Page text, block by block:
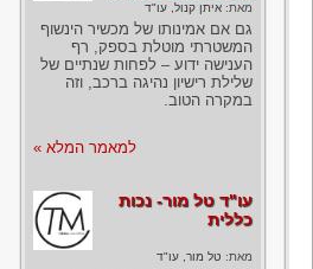
מאת: איתן קנול, עו"ד
גם אם אמינותו של מכשיר הינשוף
המשטרתי מוטלת בספק, רף
הענישה ידוע – לפחות שנתיים של
שלילת רישיון נהיגה ברכב, וזה
במקרה הטוב.
למאמר המלא »
עו"ד טל מור- נכות
כללית
מאת: טל מור, עו"ד